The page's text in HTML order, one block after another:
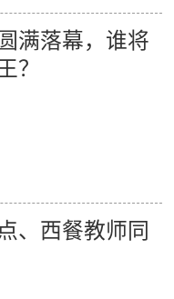
满落幕，谁将
？
、西餐教师同